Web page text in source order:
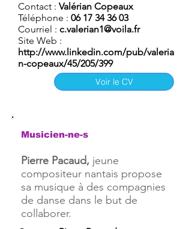
Contact : Valérian Copeaux
Téléphone : 06 17 34 36 03
Courriel : c.valerian1@voila.fr
Site Web :
http://www.linkedin.com/pub/valeria
n-copeaux/45/205/399
Voir le CV
Musicien-ne-s
Pierre Pacaud, jeune
compositeur nantais propose
sa musique à des compagnies
de danse dans le but de
collaborer.